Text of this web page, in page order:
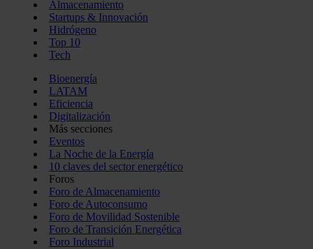
Almacenamiento
Startups & Innovación
Hidrógeno
Top 10
Tech
Bioenergía
LATAM
Eficiencia
Digitalización
Más secciones
Eventos
La Noche de la Energía
10 claves del sector energético
Foros
Foro de Almacenamiento
Foro de Autoconsumo
Foro de Movilidad Sostenible
Foro de Transición Energética
Foro Industrial